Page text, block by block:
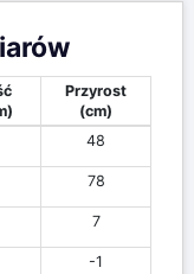
Przyrost
(cm)
48
78
7
-1